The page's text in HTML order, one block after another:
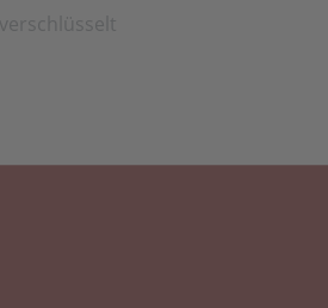
verschlüsselt